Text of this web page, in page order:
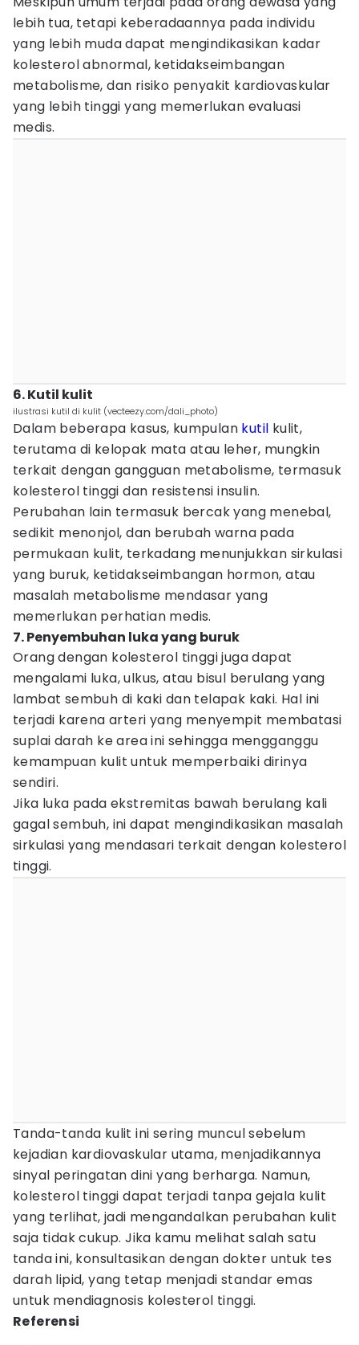
lebih tua, tetapi keberadaannya pada individu
yang lebih muda dapat mengindikasikan kadar
kolesterol abnormal, ketidakseimbangan
metabolisme, dan risiko penyakit kardiovaskular
yang lebih tinggi yang memerlukan evaluasi
medis.
6. Kutil kulit
ilustrasi kutil di kulit (vecteezy.com/dali_photo)
Dalam beberapa kasus, kumpulan kutil kulit,
terutama di kelopak mata atau leher, mungkin
terkait dengan gangguan metabolisme, termasuk
kolesterol tinggi dan resistensi insulin.
Perubahan lain termasuk bercak yang menebal,
sedikit menonjol, dan berubah warna pada
permukaan kulit, terkadang menunjukkan sirkulasi
yang buruk, ketidakseimbangan hormon, atau
masalah metabolisme mendasar yang
memerlukan perhatian medis.
7. Penyembuhan luka yang buruk
Orang dengan kolesterol tinggi juga dapat
mengalami luka, ulkus, atau bisul berulang yang
lambat sembuh di kaki dan telapak kaki. Hal ini
terjadi karena arteri yang menyempit membatasi
suplai darah ke area ini sehingga mengganggu
kemampuan kulit untuk memperbaiki dirinya
sendiri.
Jika luka pada ekstremitas bawah berulang kali
gagal sembuh, ini dapat mengindikasikan masalah
sirkulasi yang mendasari terkait dengan kolesterol
tinggi.
Tanda-tanda kulit ini sering muncul sebelum
kejadian kardiovaskular utama, menjadikannya
sinyal peringatan dini yang berharga. Namun,
kolesterol tinggi dapat terjadi tanpa gejala kulit
yang terlihat, jadi mengandalkan perubahan kulit
saja tidak cukup. Jika kamu melihat salah satu
tanda ini, konsultasikan dengan dokter untuk tes
darah lipid, yang tetap menjadi standar emas
untuk mendiagnosis kolesterol tinggi.
Referensi